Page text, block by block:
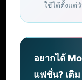
ใช้ได้ตั้งแต่
อยากได้
แฟชั่น? เติ